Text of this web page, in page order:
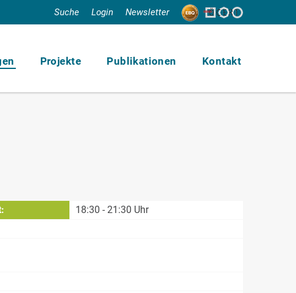
Suche Login Newsletter
Projekte Publikationen Kontakt
18:30 - 21:30 Uhr